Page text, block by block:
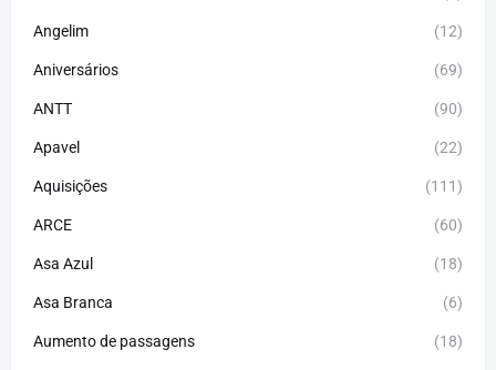
Angelim (12)
Aniversários (69)
ANTT (90)
Apavel (22)
Aquisições (111)
ARCE (60)
Asa Azul (18)
Asa Branca (6)
Aumento de passagens (18)